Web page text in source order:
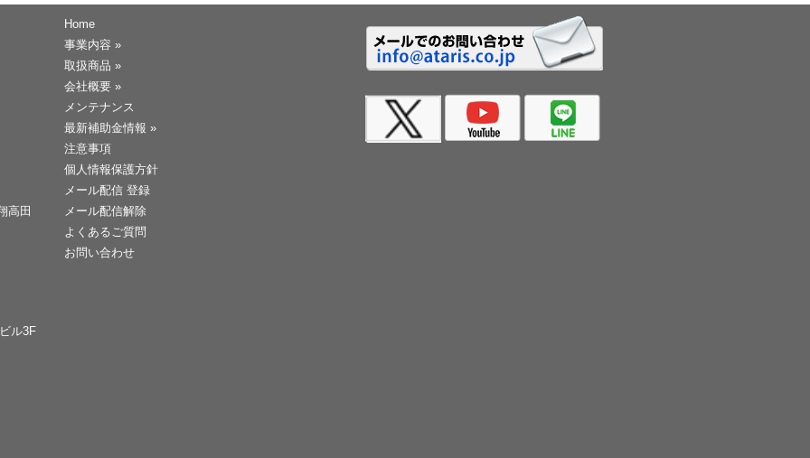
高田
ル3F
Home
事業内容 »
取扱商品 »
会社概要 »
メンテナンス
最新補助金情報 »
注意事項
個人情報保護方針
メール配信 登録
メール配信解除
よくあるご質問
お問い合わせ